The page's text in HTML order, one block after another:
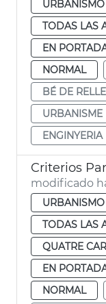
TODAS LAS
EN
NORMAL
BÉ DE
URBANISME
Criterios
modificado
TODAS LAS
QUATRE
EN
NORMAL